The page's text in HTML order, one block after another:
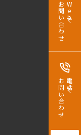
Webで
お問い合わせ
電話で
お問い合わせ